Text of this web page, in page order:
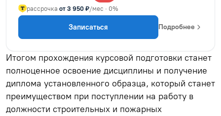
рассрочка от 3 950 ₽/мес · 0%
Записаться Подробнее
Итогом прохождения курсовой подготовки станет
полноценное освоение дисциплины и получение
диплома установленного образца, который станет
преимуществом при поступлении на работу в
должности строительных и пожарных